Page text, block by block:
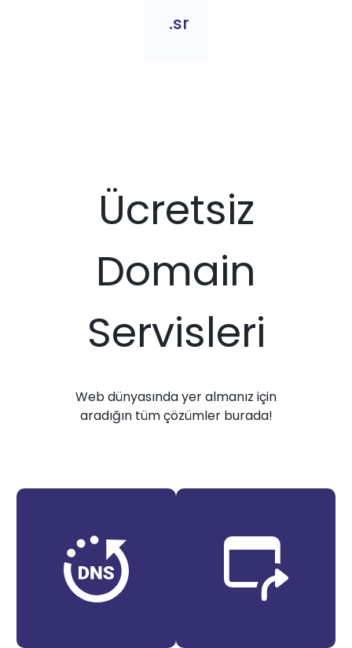
.sr
Ücretsiz
Domain
Servisleri
Web dünyasında yer almanız için
aradığın tüm çözümler burada!